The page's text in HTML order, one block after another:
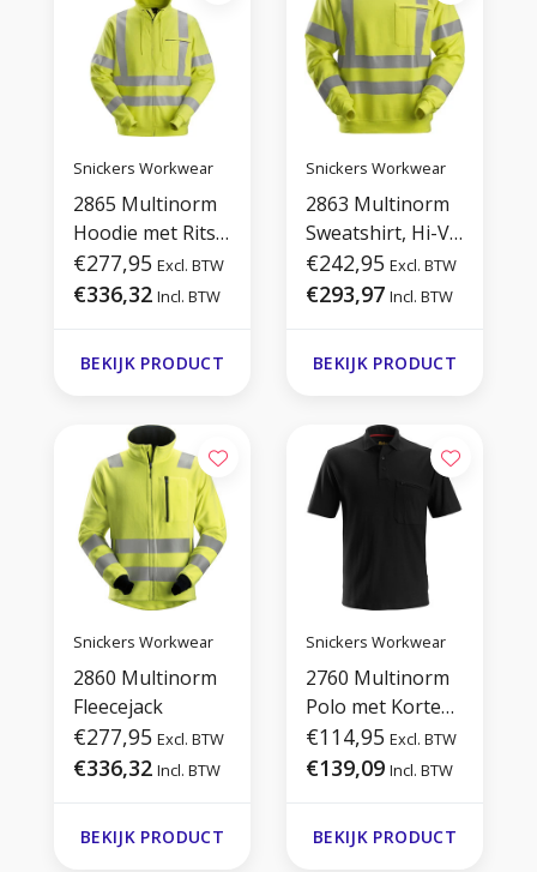
Snickers Workwear
2865 Multinorm
Hoodie met Rits,
Hi-Vis
€277,95 Excl. BTW
€336,32 Incl. BTW
BEKIJK PRODUCT
Snickers Workwear
2863 Multinorm
Sweatshirt, Hi-Vis
3
€242,95 Excl. BTW
€293,97 Incl. BTW
BEKIJK PRODUCT
Snickers Workwear
2860 Multinorm
Fleecejack
€277,95 Excl. BTW
€336,32 Incl. BTW
BEKIJK PRODUCT
Snickers Workwear
2760 Multinorm
Polo met Korte
Mouwen
€114,95 Excl. BTW
€139,09 Incl. BTW
BEKIJK PRODUCT